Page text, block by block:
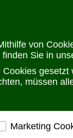
von
Sie in
gesetzt
müssen
Marketing
PRODUKTE